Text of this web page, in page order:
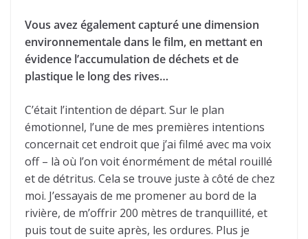
Vous avez également capturé une dimension
environnementale dans le film, en mettant en
évidence l’accumulation de déchets et de
plastique le long des rives…
C’était l’intention de départ. Sur le plan
émotionnel, l’une de mes premières intentions
concernait cet endroit que j’ai filmé avec ma voix
off – là où l’on voit énormément de métal rouillé
et de détritus. Cela se trouve juste à côté de chez
moi. J’essayais de me promener au bord de la
rivière, de m’offrir 200 mètres de tranquillité, et
puis tout de suite après, les ordures. Plus je